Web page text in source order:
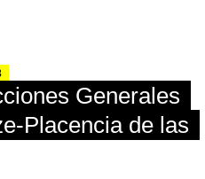
Generales
Placencia de las